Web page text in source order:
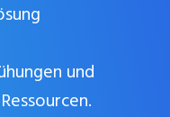
und